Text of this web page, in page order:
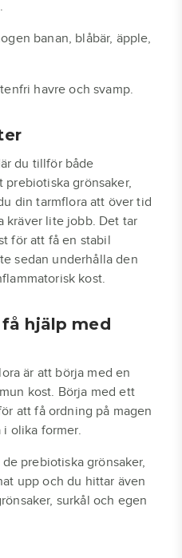
banan, blåbär, äpple,
havre och svamp.
du tillför både
prebiotiska grönsaker,
din tarmflora att över tid
kräver lite jobb. Det tar
för att få en stabil
sedan underhålla den
kost.
hjälp med
är att börja med en
kost. Börja med ett
att få ordning på magen
olika former.
prebiotiska grönsaker,
upp och du hittar även
surkål och egen